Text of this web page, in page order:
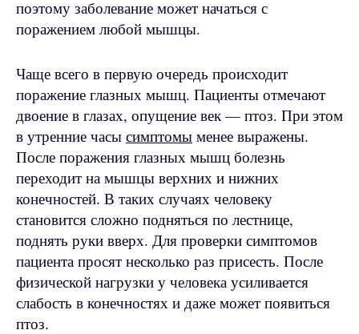
поэтому заболевание может начаться с
поражением любой мышцы.
Чаще всего в первую очередь происходит
поражение глазных мышц. Пациенты отмечают
двоение в глазах, опущение век — птоз. При этом
в утренние часы симптомы менее выражены.
После поражения глазных мышц болезнь
переходит на мышцы верхних и нижних
конечностей. В таких случаях человеку
становится сложно подняться по лестнице,
поднять руки вверх. Для проверки симптомов
пациента просят несколько раз присесть. После
физической нагрузки у человека усиливается
слабость в конечностях и даже может появиться
птоз.